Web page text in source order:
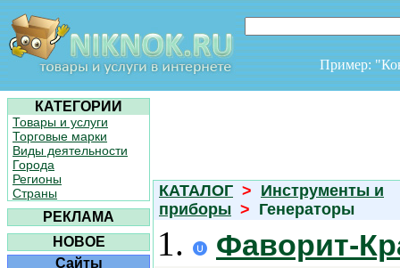
Пример:
КАТЕГОРИИ
Товары и услуги
Торговые марки
Виды деятельности
Города
Регионы
Страны
РЕКЛАМА
НОВОЕ
Сайты
КАТАЛОГ > Инструменты и
приборы > Генераторы
1. Фаворит-